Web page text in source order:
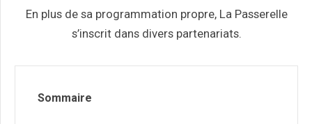
En plus de sa programmation propre, La Passerelle
s’inscrit dans divers partenariats.
Sommaire